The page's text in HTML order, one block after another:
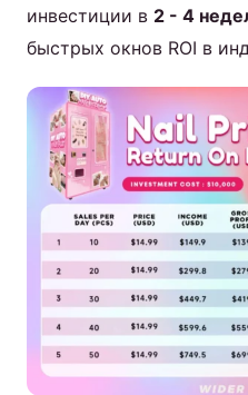
инвестиции в 2 - 4
быстрых окнов ROI в